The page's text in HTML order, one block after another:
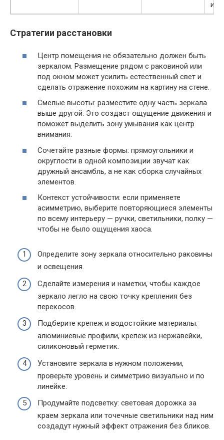
Стратегии расстановки
Центр помещения не обязательно должен быть
зеркалом. Размещение рядом с раковиной или
под окном может усилить естественный свет и
сделать отражение похожим на картину на стене.
Смелые высоты: разместите одну часть зеркала
выше другой. Это создаст ощущение движения и
поможет выделить зону умывания как центр
внимания.
Сочетайте разные формы: прямоугольники и
округлости в одной композиции звучат как
дружный ансамбль, а не как сборка случайных
элементов.
Контекст устойчивости: если применяете
асимметрию, выберите повторяющиеся элементы
по всему интерьеру — ручки, светильники, полку —
чтобы не было ощущения хаоса.
Определите зону зеркала относительно раковины
и освещения.
Сделайте измерения и наметки, чтобы каждое
зеркало легло на свою точку крепления без
перекосов.
Подберите крепеж и водостойкие материалы:
алюминиевые профили, крепеж из нержавейки,
силиконовый герметик.
Установите зеркала в нужном положении,
проверьте уровень и симметрию визуально и по
линейке.
Продумайте подсветку: световая дорожка за
краем зеркала или точечные светильники над ним
создадут нужный эффект отражения без бликов.